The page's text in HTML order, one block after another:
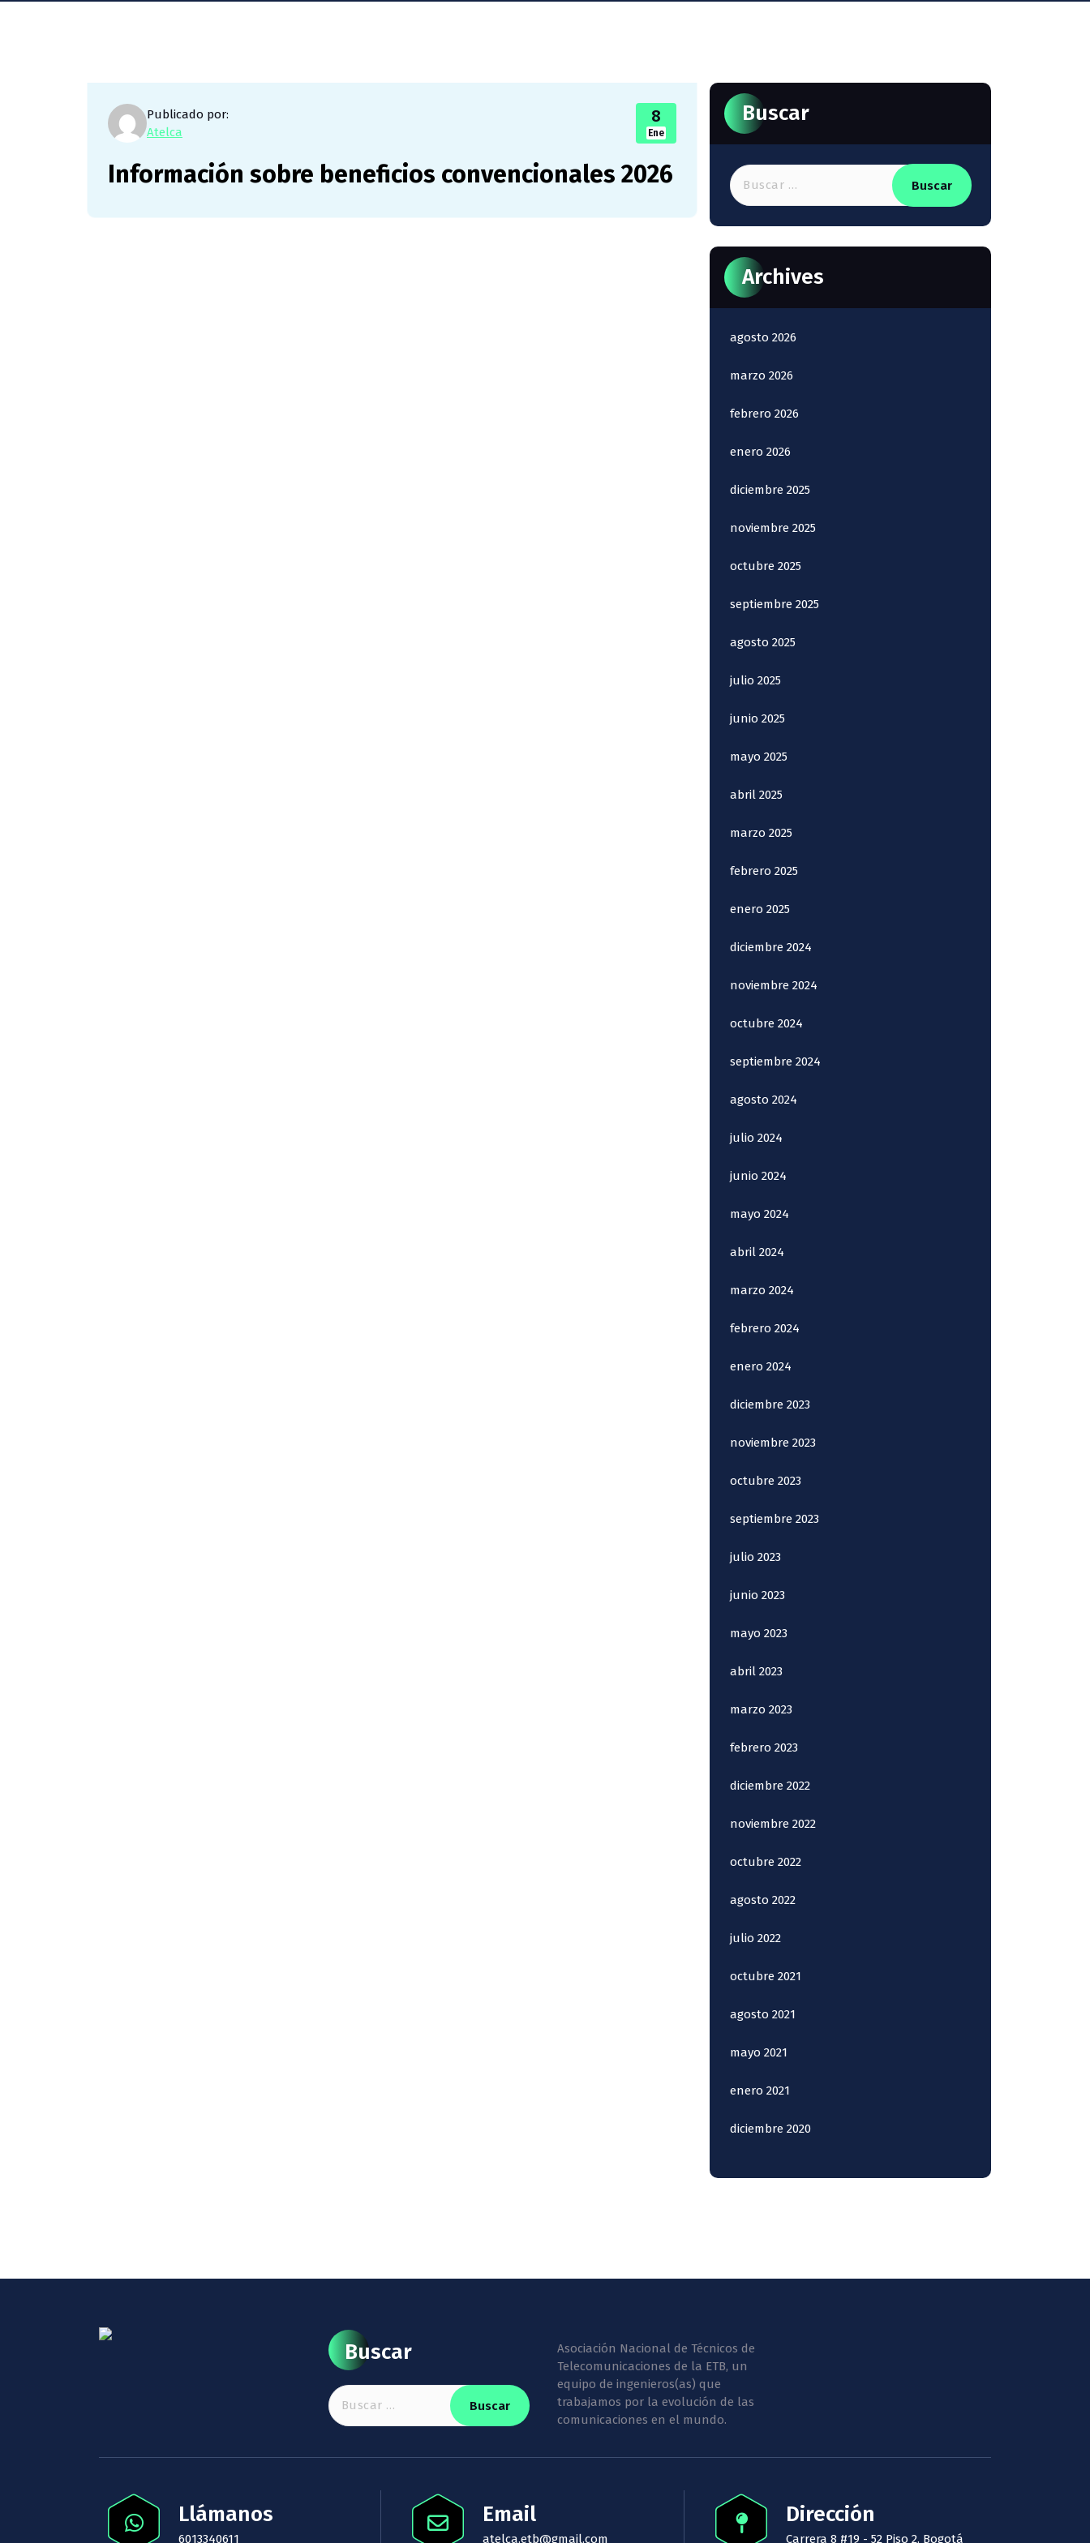
Publicado por:
Atelca
8
Ene
Información sobre beneficios convencionales 2026
Buscar
Buscar:
Archives
agosto 2026
marzo 2026
febrero 2026
enero 2026
diciembre 2025
noviembre 2025
octubre 2025
septiembre 2025
agosto 2025
julio 2025
junio 2025
mayo 2025
abril 2025
marzo 2025
febrero 2025
enero 2025
diciembre 2024
noviembre 2024
octubre 2024
septiembre 2024
agosto 2024
julio 2024
junio 2024
mayo 2024
abril 2024
marzo 2024
febrero 2024
enero 2024
diciembre 2023
noviembre 2023
octubre 2023
septiembre 2023
julio 2023
junio 2023
mayo 2023
abril 2023
marzo 2023
febrero 2023
diciembre 2022
noviembre 2022
octubre 2022
agosto 2022
julio 2022
octubre 2021
agosto 2021
mayo 2021
enero 2021
diciembre 2020
Buscar
Buscar:
Asociación Nacional de Técnicos de
Telecomunicaciones de la ETB, un
equipo de ingenieros(as) que
trabajamos por la evolución de las
comunicaciones en el mundo.
Llámanos
6013340611
Email
atelca.etb@gmail.com
Dirección
Carrera 8 #19 - 52 Piso 2. Bogotá